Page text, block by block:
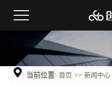
当前位置: 首页 >>新闻中心